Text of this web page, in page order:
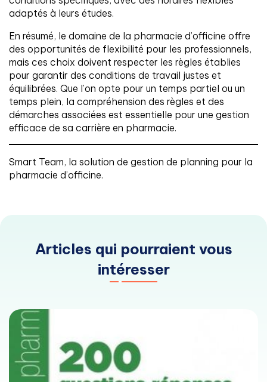
adaptés à leurs études.
En résumé, le domaine de la pharmacie d’officine offre
des opportunités de flexibilité pour les professionnels,
mais ces choix doivent respecter les règles établies
pour garantir des conditions de travail justes et
équilibrées. Que l’on opte pour un temps partiel ou un
temps plein, la compréhension des règles et des
démarches associées est essentielle pour une gestion
efficace de sa carrière en pharmacie.
Smart Team, la solution de gestion de planning pour la
pharmacie d’officine.
Articles qui pourraient vous
intéresser